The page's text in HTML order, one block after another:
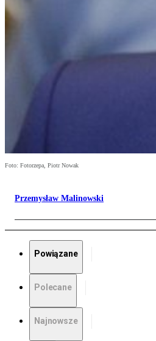
Foto: Fotorzepa, Piotr Nowak
Przemysław Malinowski
Powiązane
Polecane
Najnowsze